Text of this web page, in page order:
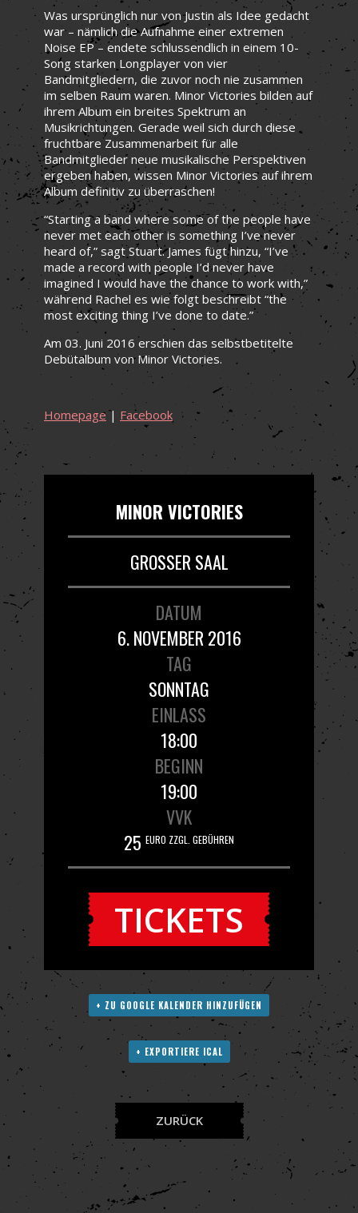
Was ursprünglich nur von Justin als Idee gedacht
war – nämlich die Aufnahme einer extremen
Noise EP – endete schlussendlich in einem 10-
Song starken Longplayer von vier
Bandmitgliedern, die zuvor noch nie zusammen
im selben Raum waren. Minor Victories bilden auf
ihrem Album ein breites Spektrum an
Musikrichtungen. Gerade weil sich durch diese
fruchtbare Zusammenarbeit für alle
Bandmitglieder neue musikalische Perspektiven
ergeben haben, wissen Minor Victories auf ihrem
Album definitiv zu überraschen!
“Starting a band where some of the people have
never met each other is something I’ve never
heard of,” sagt Stuart. James fügt hinzu, “I’ve
made a record with people I’d never have
imagined I would have the chance to work with,”
während Rachel es wie folgt beschreibt “the
most exciting thing I’ve done to date.”
Am 03. Juni 2016 erschien das selbstbetitelte
Debütalbum von Minor Victories.
Homepage | Facebook
MINOR VICTORIES
GROSSER SAAL
DATUM
6. NOVEMBER 2016
TAG
SONNTAG
EINLASS
18:00
BEGINN
19:00
VVK
25 EURO ZZGL. GEBÜHREN
TICKETS
+ ZU GOOGLE KALENDER HINZUFÜGEN
+ EXPORTIERE ICAL
ZURÜCK